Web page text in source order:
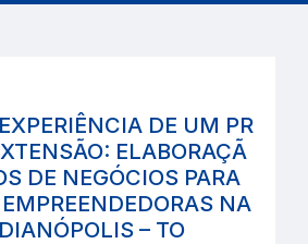
DE UM PR
ELABORAÇÃ
DE NEGÓCIOS PARA
NA
– TO